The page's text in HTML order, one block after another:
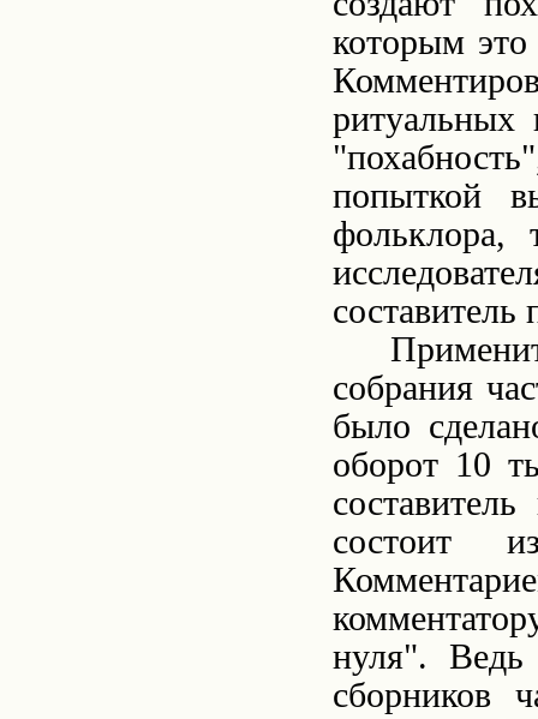
которым это
ритуальных
попыткой
фольклора,
составитель
собрания
было
оборот 10
состоит
нуля". Ведь
сборников